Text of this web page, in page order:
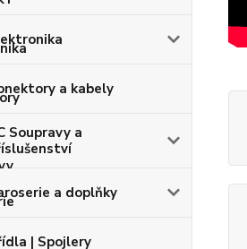
a kabely
Soupravy a
a doplňky
| Spojlery